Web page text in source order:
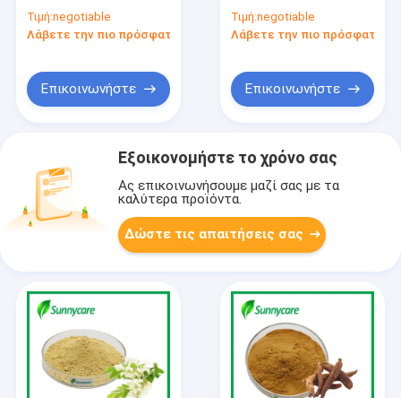
βιθανολίδες CAS
30655-48-2
Τιμή:negotiable
Λάβετε την πιο πρόσφατη τιμή
Επικοινωνήστε
Chinensis Berry
εκχύλισμα σκόνη
Τιμή:negotiable
Λάβετε την πιο πρόσφατη
Επικοινωνήστε
Εξοικονομήστε το χρόνο σας
Ας επικοινωνήσουμε μαζί σας με τα
καλύτερα προϊόντα.
Δώστε τις απαιτήσεις σας